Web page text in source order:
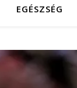
EGÉSZSÉG